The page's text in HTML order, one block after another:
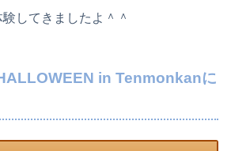
してきましたよ＾＾
in Tenmonkanに